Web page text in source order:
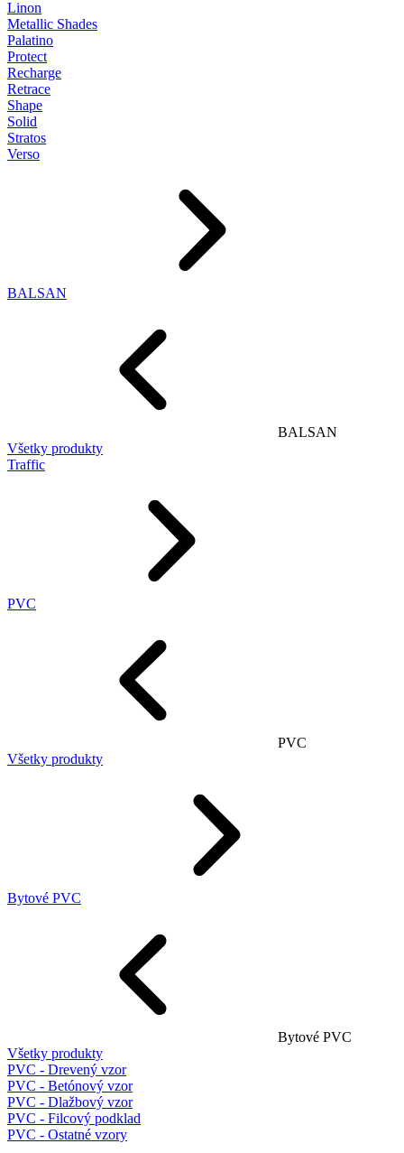
Linon
Metallic Shades
Palatino
Protect
Recharge
Retrace
Shape
Solid
Stratos
Verso
BALSAN
BALSAN
Všetky produkty
Traffic
PVC
PVC
Všetky produkty
Bytové PVC
Bytové PVC
Všetky produkty
PVC - Drevený vzor
PVC - Betónový vzor
PVC - Dlažbový vzor
PVC - Filcový podklad
PVC - Ostatné vzory